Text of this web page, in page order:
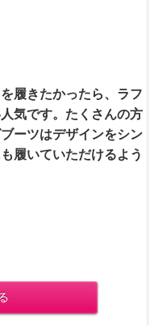
履きたかったら、ラフ
気です。たくさんの方
ーツはデザインをシン
履いていただけるよう